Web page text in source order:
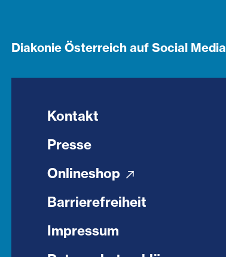
Diakonie Österreich auf Social Media
Kontakt
Presse
Onlineshop
Barrierefreiheit
Impressum